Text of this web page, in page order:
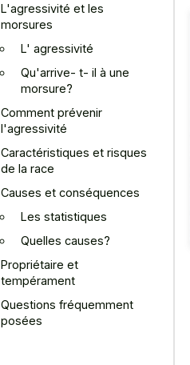
L'agressivité et les
morsures
L' agressivité
Qu'arrive- t- il à une
morsure?
Comment prévenir
l'agressivité
Caractéristiques et risques
de la race
Causes et conséquences
Les statistiques
Quelles causes?
Propriétaire et
tempérament
Questions fréquemment
posées